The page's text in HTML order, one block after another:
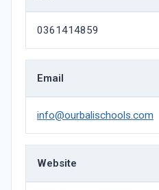
0361414859
Email
info@ourbalischools.com
Website